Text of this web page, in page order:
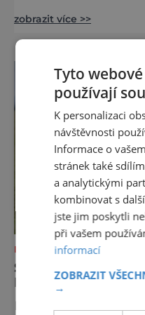
vodě. Nádherně osvěžující místo leží jen 8
kilometrů od
tam dostanete
I proto je
bazénech
zobrazit více >>
DOVOLENÁ V ZAHRANIČÍ
SERENGETI NA
NADECHNE
Existují místa, kde
Tyto
používají
K personalizaci
návštěvnosti
Informace o
stránek také
a analytickými
kombinovat s
jste jim poskytli
při vašem
informací
ZOBRAZIT
→